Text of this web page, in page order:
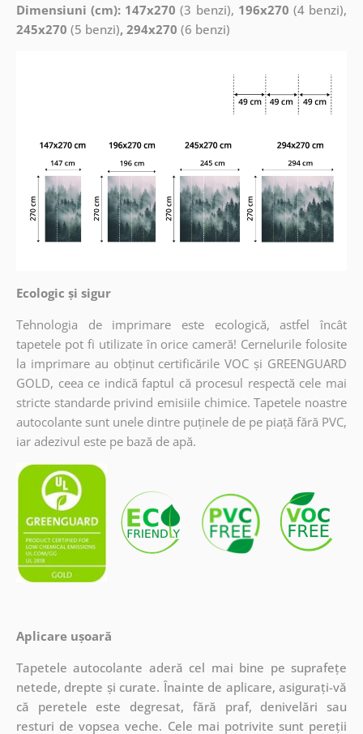
Dimensiuni (cm): 147x270 (3 benzi), 196x270 (4 benzi),
245x270 (5 benzi), 294x270 (6 benzi)
Ecologic și sigur
Tehnologia de imprimare este ecologică, astfel încât
tapetele pot fi utilizate în orice cameră! Cernelurile folosite
la imprimare au obținut certificările VOC și GREENGUARD
GOLD, ceea ce indică faptul că procesul respectă cele mai
stricte standarde privind emisiile chimice. Tapetele noastre
autocolante sunt unele dintre puținele de pe piață fără PVC,
iar adezivul este pe bază de apă.
Aplicare ușoară
Tapetele autocolante aderă cel mai bine pe suprafețe
netede, drepte și curate. Înainte de aplicare, asigurați-vă
că peretele este degresat, fără praf, denivelări sau
resturi de vopsea veche. Cele mai potrivite sunt pereții